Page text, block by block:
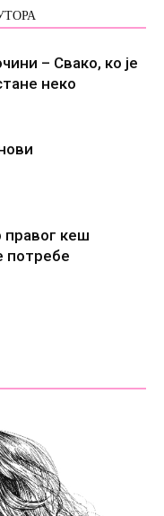
– Свако, ко је
некo
правог кеш
потребе